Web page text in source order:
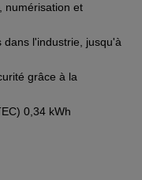
numérisation et
dans l'industrie, jusqu'à
grâce à la
0,34 kWh